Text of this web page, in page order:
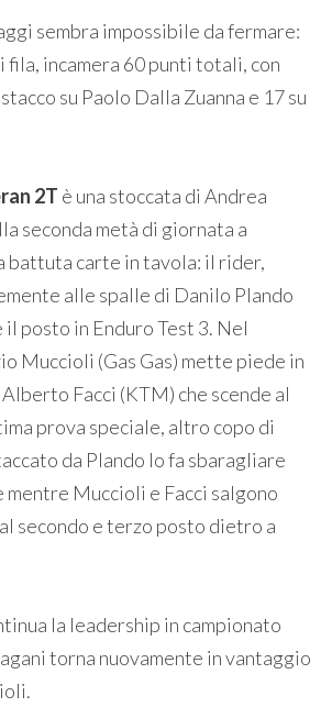
sembra impossibile da fermare:
incamera 60 punti totali, con
su Paolo Dalla Zuanna e 17 su
2T è una stoccata di Andrea
seconda metà di giornata a
battuta carte in tavola: il rider,
alle spalle di Danilo Plando
il posto in Enduro Test 3. Nel
Muccioli (Gas Gas) mette piede in
Facci (KTM) che scende al
prova speciale, altro copo di
da Plando lo fa sbaragliare
Muccioli e Facci salgono
secondo e terzo posto dietro a
la leadership in campionato
torna nuovamente in vantaggio